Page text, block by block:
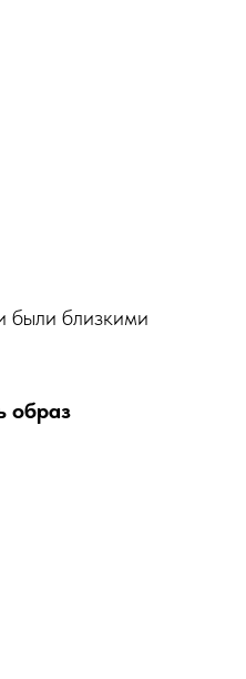
были близкими
образ